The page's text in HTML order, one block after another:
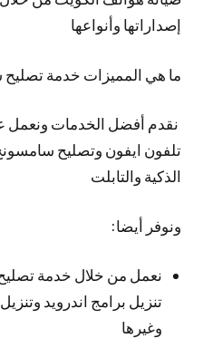
إصداراتها وأنواعها
ما هي المميزات خدمة
نقدم أفضل الخدمات ونعمل
تلفون ايفون وتصليح
الذكية والتابلت
ونوفر أيضا:
نعمل من خلال خدمة
تنزيل برامج اندرويد
وغيرها